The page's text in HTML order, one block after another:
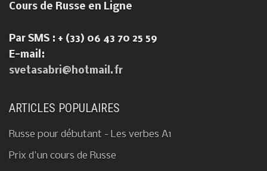
Cours de Russe en Ligne
Par SMS : + (33) 06 43 70 25 59
E-mail:
svetasabri@hotmail.fr
ARTICLES POPULAIRES
Russe pour débutant - Les verbes A1
Prix d'un cours de Russe